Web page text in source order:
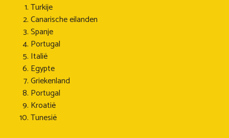
Turkije
Canarische eilanden
Spanje
Portugal
Italië
Egypte
Griekenland
Portugal
Kroatië
Tunesië